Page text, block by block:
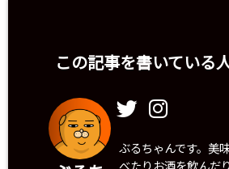
この記事を書いている
ぶるちゃんです。美